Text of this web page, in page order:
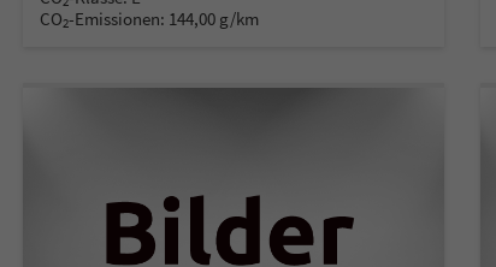
CO2-Emissionen: 144,00 g/km